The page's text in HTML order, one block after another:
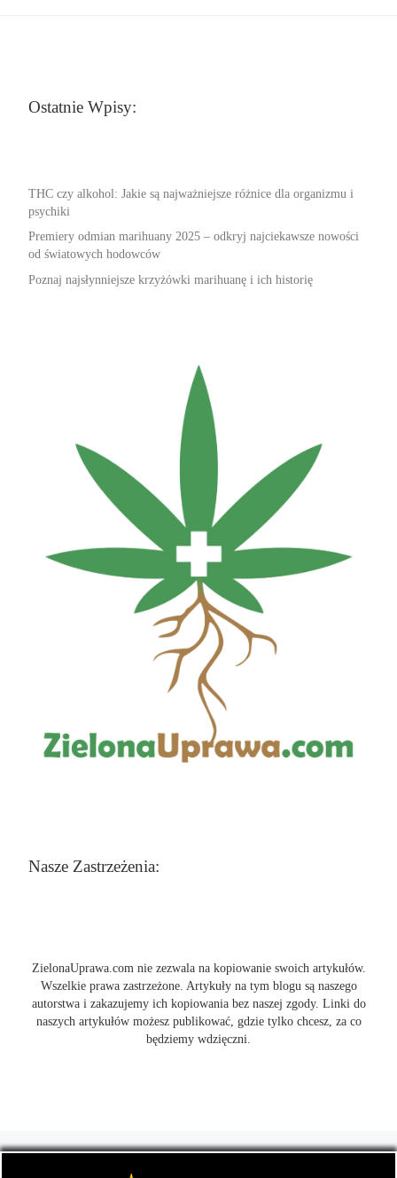
Ostatnie Wpisy:
THC czy alkohol: Jakie są najważniejsze różnice dla organizmu i
psychiki
Premiery odmian marihuany 2025 – odkryj najciekawsze nowości
od światowych hodowców
Poznaj najsłynniejsze krzyżówki marihuanę i ich historię
Nasze Zastrzeżenia:
ZielonaUprawa.com nie zezwala na kopiowanie swoich artykułów.
Wszelkie prawa zastrzeżone. Artykuły na tym blogu są naszego
autorstwa i zakazujemy ich kopiowania bez naszej zgody. Linki do
naszych artykułów możesz publikować, gdzie tylko chcesz, za co
będziemy wdzięczni.